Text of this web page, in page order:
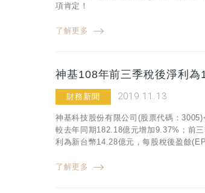
項肯定！
了解更多
神基108年前三季稅後淨利
財務新聞 2019.11.13
神基科技股份有限公司(股票代碼：
較去年同期182.18億元增加9.37%；前
利為新台幣14.28億元，每股稅後盈餘
了解更多